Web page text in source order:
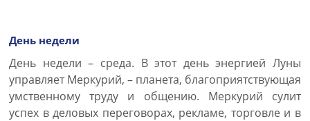
День недели
День недели – среда. В этот день энергией Луны
управляет Меркурий, – планета, благоприятствующая
умственному труду и общению. Меркурий сулит
успех в деловых переговорах, рекламе, торговле и в